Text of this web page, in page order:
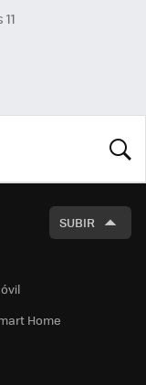
SUBIR
Home